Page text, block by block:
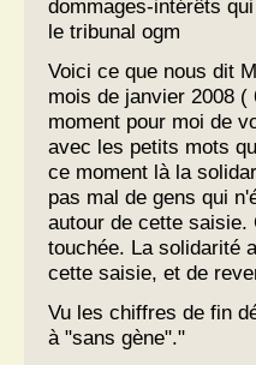
dommages-intérêts
le tribunal ogm
Voici ce que nous dit
mois de janvier 2008 (
moment pour moi de
avec les petits mots
ce moment là la
pas mal de gens qui
autour de cette saisie.
touchée. La solidarité
cette saisie, et de
Vu les chiffres de fin
à "sans gène"."